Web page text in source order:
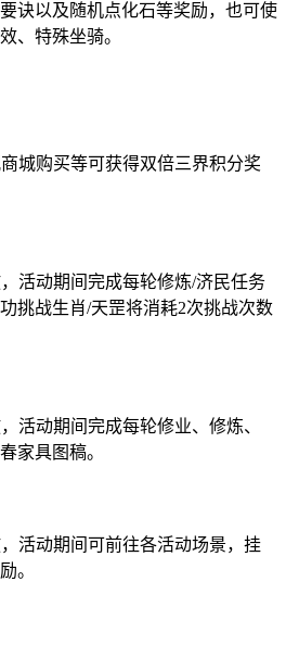
诀以及随机点化石等奖励，也可使
、特殊坐骑。
城购买等可获得双倍三界积分奖
活动期间完成每轮修炼/济民任务
挑战生肖/天罡将消耗2次挑战次数
活动期间完成每轮修业、修炼、
家具图稿。
活动期间可前往各活动场景，挂
。